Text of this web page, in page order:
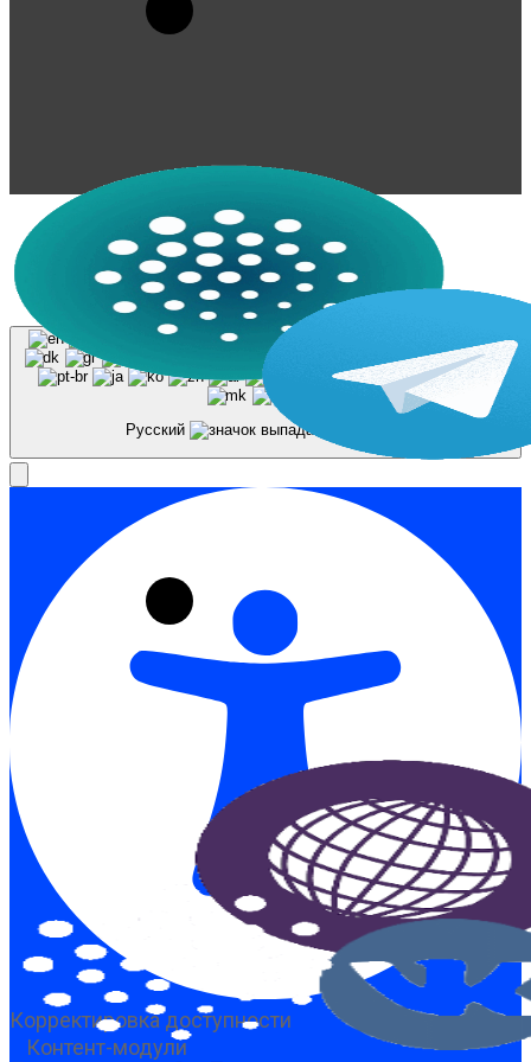
© 2023-2026, Центр "Галактика64". При
использовании материалов сайта galaktika64.ru
ссылка на источник обязательна.
Русский
Корректировка доступности
Контент-модули